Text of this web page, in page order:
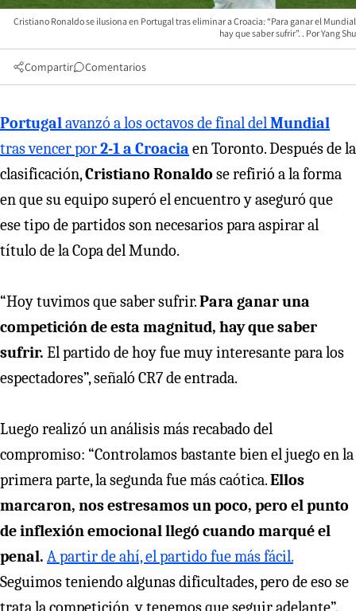
Cristiano Ronaldo se ilusiona en Portugal tras eliminar a Croacia: “Para ganar el Mundial
hay que saber sufrir”.
Yang Shu
Compartir Comentarios
Portugalavanzó a los octavos de final delMundial
tras vencer por2-1 a Croacia en Toronto. Después de la
clasificación,Cristiano Ronaldo se refirió a la forma
en que su equipo superó el encuentro y aseguró que
ese tipo de partidos son necesarios para aspirar al
título de la Copa del Mundo.
“Hoy tuvimos que saber sufrir.Para ganar una
competición de esta magnitud, hay que saber
sufrir. El partido de hoy fue muy interesante para los
espectadores”, señaló CR7 de entrada.
Luego realizó un análisis más recabado del
compromiso: “Controlamos bastante bien el juego en la
primera parte, la segunda fue más caótica.Ellos
marcaron, nos estresamos un poco, pero el punto
de inflexión emocional llegó cuando marqué el
penal. A partir de ahí, el partido fue más fácil.
Seguimos teniendo algunas dificultades, pero de eso se
trata la competición, y tenemos que seguir adelante”.